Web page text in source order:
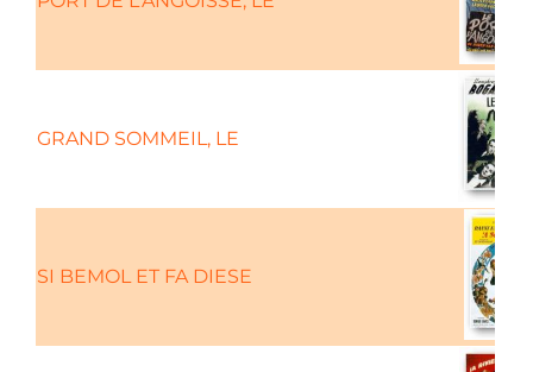
GRAND SOMMEIL, LE
SI BEMOL ET FA DIESE